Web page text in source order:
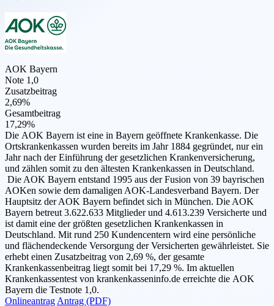
AOK Bayern
Note 1,0
Zusatzbeitrag
2,69%
Gesamtbeitrag
17,29%
Die AOK Bayern ist eine in Bayern geöffnete Krankenkasse. Die
Ortskrankenkassen wurden bereits im Jahr 1884 gegründet, nur ein
Jahr nach der Einführung der gesetzlichen Krankenversicherung,
und zählen somit zu den ältesten Krankenkassen in Deutschland.
Die AOK Bayern entstand 1995 aus der Fusion von 39 bayrischen
AOKen sowie dem damaligen AOK-Landesverband Bayern. Der
Hauptsitz der AOK Bayern befindet sich in München. Die AOK
Bayern betreut 3.622.633 Mitglieder und 4.613.239 Versicherte und
ist damit eine der größten gesetzlichen Krankenkassen in
Deutschland. Mit rund 250 Kundencentern wird eine persönliche
und flächendeckende Versorgung der Versicherten gewährleistet. Sie
erhebt einen Zusatzbeitrag von 2,69 %, der gesamte
Krankenkassenbeitrag liegt somit bei 17,29 %. Im aktuellen
Krankenkassentest von krankenkasseninfo.de erreichte die AOK
Bayern die Testnote 1,0.
Onlineantrag Antrag (PDF)